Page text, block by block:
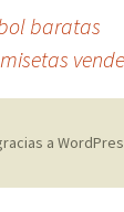
baratas
a